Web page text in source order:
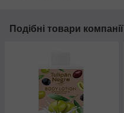
Подібні товари компанії